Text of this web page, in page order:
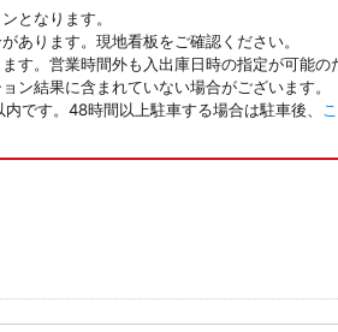
となります。
あります。現地看板をご確認ください。
す。営業時間外も入出庫日時の指定が可能
ン結果に含まれていない場合がございます。
です。48時間以上駐車する場合は駐車後、